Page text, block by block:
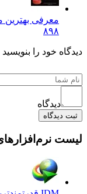
معرفی بهترین
۸۹۸
دیدگاه خود را بنویسید
دیدگاه
ثبت دیدگاه
لیست